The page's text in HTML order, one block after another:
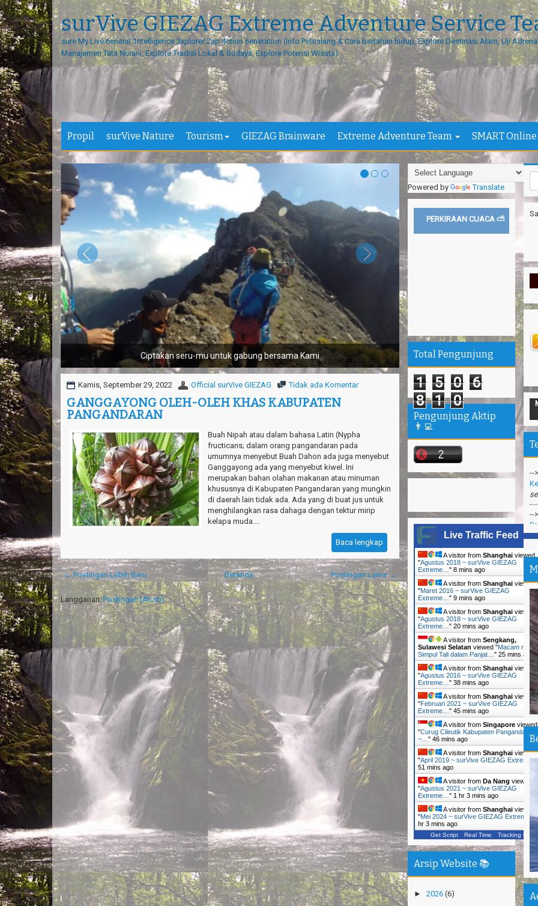
surVive GIEZAG Extreme Adventure Service
sure My Live 6eneral 1ntelligence 3xplorer 2ap 4ction 6eneration (Info Petualang & Cara bertahan hidup, Explore Destinasi Alam, Uji
Manajemen Tata Nurani, Explore Tradisi Lokal & Budaya, Explore Potensi Wisata)
Propil surVive Nature Tourism GIEZAG Brainware Extreme Adventure Team SMART Online
Tantang nyali-mu bersama Kami
Kamis, September 29, 2022 Official surVive GIEZAG Tidak ada Komentar
GANGGAYONG OLEH-OLEH KHAS KABUPATEN
PANGANDARAN
Buah Nipah atau dalam bahasa Latin (Nypha
fructicans; dalam orang pangandaran pada
umumnya menyebut Buah Dahon ada juga menyebut
Ganggayong ada yang menyebut kiwel. Ini
merupakan bahan olahan makanan atau minuman
khususnya di Kabupaten Pangandaran yang mungkin
di daerah lain tidak ada. Ada yang di buat jus untuk
menghilangkan rasa dahaga dengan tektur mirip
kelapa muda....
Baca lengkap
← Postingan Lebih Baru Postingan Lama →
Beranda
Langganan:Postingan (Atom)
Powered by Translate
PERKIRAAN CUACA ⛅
Total Pengunjung
1 5 0
6
8
1 0
Pengunjung Aktip
👨‍💻
Live Traffic Feed
A visitor from Shanghai viewed
"Agustus 2018 ~ surVive GIEZAG
Extreme… " 8 mins ago
A visitor from Shanghai viewed
"Maret 2016 ~ surVive GIEZAG
Extreme… " 9 mins ago
A visitor from Shanghai viewed
"Agustus 2018 ~ surVive GIEZAG
Extreme… " 20 mins ago
A visitor from Sengkang,
Sulawesi Selatan viewed "Macam
Simpul Tali dalam Panjat… " 25 mins ago
A visitor from Shanghai viewed
"Agustus 2016 ~ surVive GIEZAG
Extreme… " 38 mins ago
A visitor from Shanghai viewed
"Februari 2021 ~ surVive GIEZAG
Extreme… " 45 mins ago
A visitor from Singapore viewed
"Curug Cileutik Kabupaten Pangandaran
~… " 46 mins ago
A visitor from Shanghai viewed
"April 2019 ~ surVive GIEZAG Extreme…
51 mins ago
A visitor from Da Nang viewed
"Agustus 2021 ~ surVive GIEZAG
Extreme… " 1 hr 3 mins ago
A visitor from Shanghai viewed
"Mei 2024 ~ surVive GIEZAG Extreme…
hr 3 mins ago
Get Script Real Time Tracking ON
Arsip Website 📚
► 2026 (6)
--
--
--
--
--